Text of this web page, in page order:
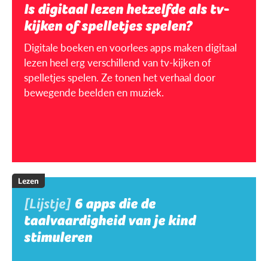
Is digitaal lezen hetzelfde als tv-
kijken of spelletjes spelen?
Digitale boeken en voorlees apps maken digitaal
lezen heel erg verschillend van tv-kijken of
spelletjes spelen. Ze tonen het verhaal door
bewegende beelden en muziek.
Lezen
[Lijstje] 6 apps die de
taalvaardigheid van je kind
stimuleren